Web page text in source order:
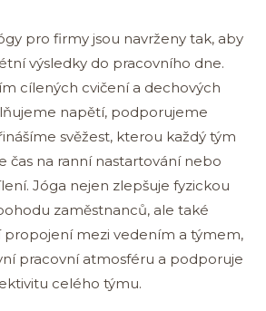
pro firmy jsou navrženy tak, aby
výsledky do pracovního dne.
cílených cvičení a dechových
napětí, podporujeme
svěžest, kterou každý tým
čas na ranní nastartování nebo
Jóga nejen zlepšuje fyzickou
zaměstnanců, ale také
mezi vedením a týmem,
pracovní atmosféru a podporuje
celého týmu.